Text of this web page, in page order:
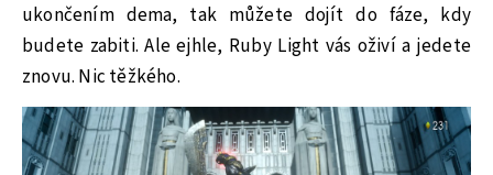
ukončením dema, tak můžete dojít do fáze, kdy
budete zabiti. Ale ejhle, Ruby Light vás oživí a jedete
znovu. Nic těžkého.